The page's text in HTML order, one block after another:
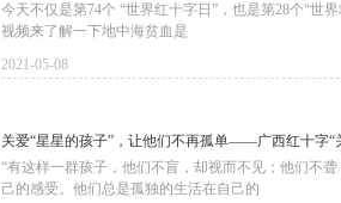
今天不仅是第74个 “世界红十字日”，也是第28个“世
视频来了解一下地中海贫血是
2021-05-08
关爱“星星的孩子”，让他们不再孤单——广西红十字“
“有这样一群孩子，他们不盲，却视而不见；他们不
己的感受。他们总是孤独的生活在自己的